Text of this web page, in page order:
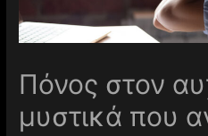
Πόνος στον
μυστικά που